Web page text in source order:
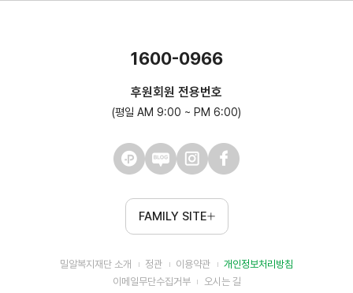
1600-0966
후원회원 전용번호
(평일 AM 9:00 ~ PM 6:00)
FAMILY SITE
밀알복지재단 소개 정관 이용약관
개인정보처리방침
이메일무단수집거부
오시는 길